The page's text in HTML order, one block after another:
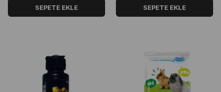
SEPETE EKLE SEPETE EKLE